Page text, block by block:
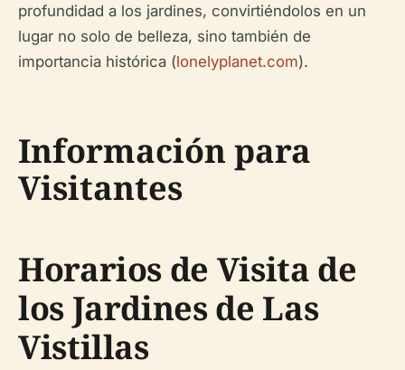
profundidad a los jardines, convirtiéndolos en un
lugar no solo de belleza, sino también de
importancia histórica (lonelyplanet.com).
Información para
Visitantes
Horarios de Visita de
los Jardines de Las
Vistillas